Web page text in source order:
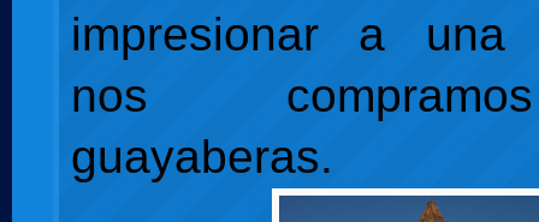
impresionar a
nos
guayaberas.